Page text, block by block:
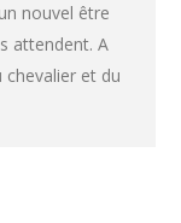
nouvel être
attendent. A
chevalier et du